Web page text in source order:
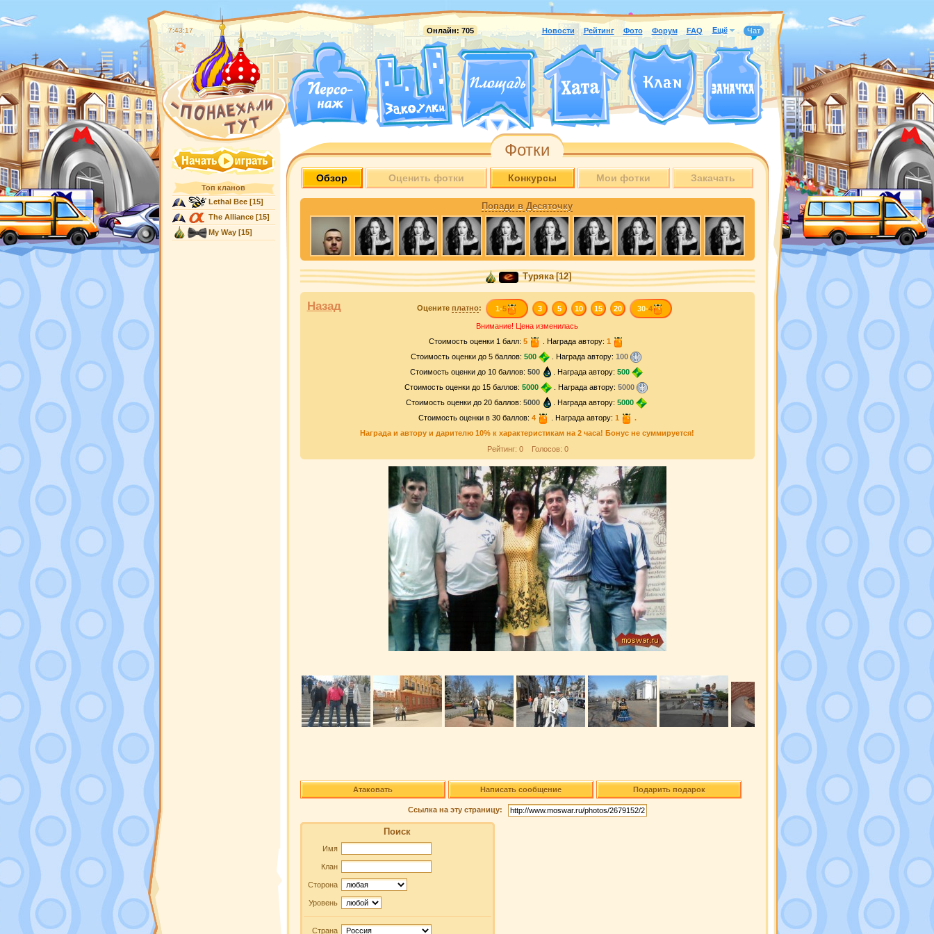
Онлайн: 705 Новости Рейтинг Фото Форум FAQ Ещё Чат
7:43:18
Топ кланов
Lethal Bee[15]
The Alliance[15]
My Way[15]
Фотки
Обзор Оценить фотки Конкурсы Мои фотки Закачать
Попади в Десяточку
Туряка [12]
Назад Оцените платно: 1-5 3 5 10 15 20 30-4
Внимание! Цена изменилась
Стоимость оценки 1 балл: 5 . Награда автору: 1
Стоимость оценки до 5 баллов: 500 . Награда автору: 100
Стоимость оценки до 10 баллов: 500 . Награда автору: 500
Стоимость оценки до 15 баллов: 5000 . Награда автору: 5000
Стоимость оценки до 20 баллов: 5000 . Награда автору: 5000
Стоимость оценки в 30 баллов: 4 . Награда автору: 1
.
Награда и автору и дарителю 10% к характеристикам на 2 часа! Бонус не суммируется!
Рейтинг: 0Голосов: 0
Атаковать Написать сообщение Подарить подарок
Ссылка на эту страницу:
Поиск
Имя
Клан
Сторона
Уровень
Страна